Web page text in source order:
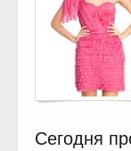
Сегодня